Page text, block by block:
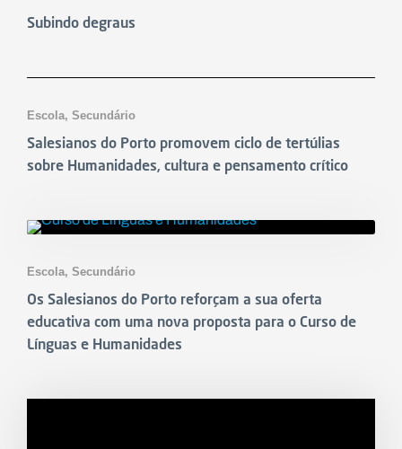
Subindo degraus
Escola, Secundário
Salesianos do Porto promovem ciclo de tertúlias
sobre Humanidades, cultura e pensamento crítico
Escola, Secundário
Os Salesianos do Porto reforçam a sua oferta
educativa com uma nova proposta para o Curso de
Línguas e Humanidades